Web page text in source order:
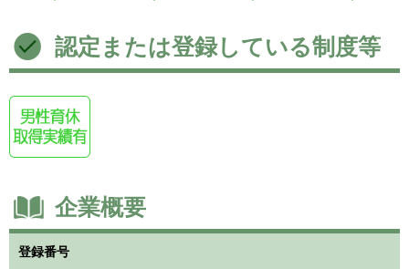
認定または登録している制度等
企業概要
登録番号